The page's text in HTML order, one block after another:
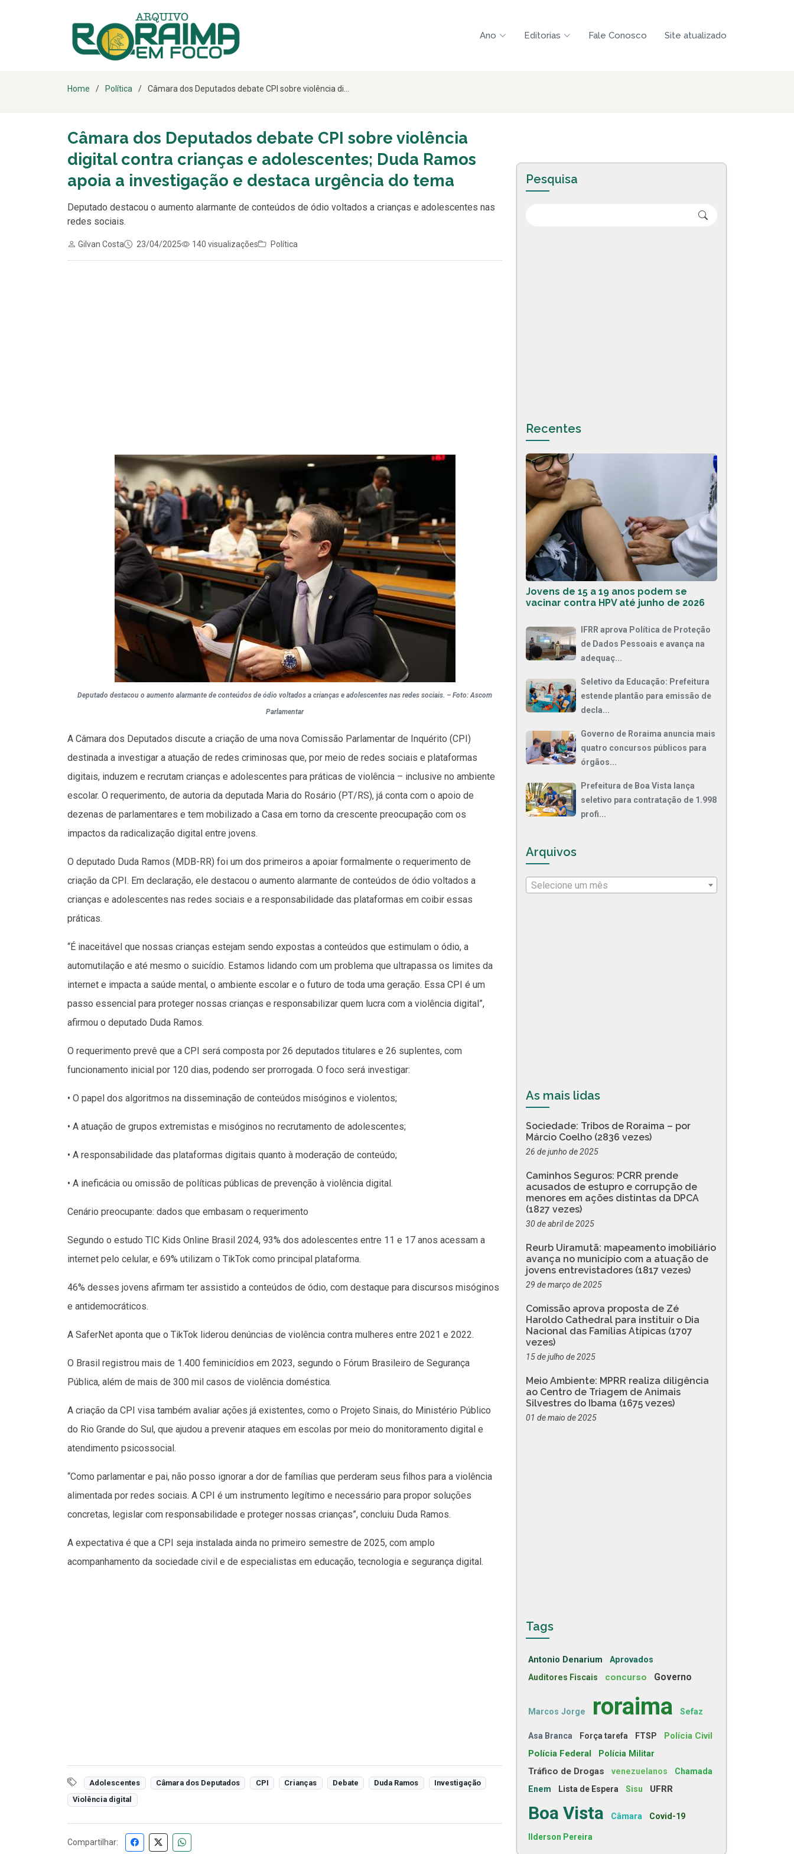
Ano Editorias Fale Conosco Site atualizado
Home Política Câmara dos Deputados debate CPI sobre violência di...
Câmara dos Deputados debate CPI sobre violência
digital contra crianças e adolescentes; Duda Ramos
apoia a investigação e destaca urgência do tema
Deputado destacou o aumento alarmante de conteúdos de ódio voltados a crianças e adolescentes nas
redes sociais.
Gilvan Costa 23/04/2025 140 visualizações Política
Deputado destacou o aumento alarmante de conteúdos de ódio voltados a crianças e adolescentes nas redes sociais. – Foto: Ascom
Parlamentar
A Câmara dos Deputados discute a criação de uma nova Comissão Parlamentar de Inquérito (CPI)
destinada a investigar a atuação de redes criminosas que, por meio de redes sociais e plataformas
digitais, induzem e recrutam crianças e adolescentes para práticas de violência – inclusive no ambiente
escolar. O requerimento, de autoria da deputada Maria do Rosário (PT/RS), já conta com o apoio de
dezenas de parlamentares e tem mobilizado a Casa em torno da crescente preocupação com os
impactos da radicalização digital entre jovens.
O deputado Duda Ramos (MDB-RR) foi um dos primeiros a apoiar formalmente o requerimento de
criação da CPI. Em declaração, ele destacou o aumento alarmante de conteúdos de ódio voltados a
crianças e adolescentes nas redes sociais e a responsabilidade das plataformas em coibir essas
práticas.
“É inaceitável que nossas crianças estejam sendo expostas a conteúdos que estimulam o ódio, a
automutilação e até mesmo o suicídio. Estamos lidando com um problema que ultrapassa os limites da
internet e impacta a saúde mental, o ambiente escolar e o futuro de toda uma geração. Essa CPI é um
passo essencial para proteger nossas crianças e responsabilizar quem lucra com a violência digital”,
afirmou o deputado Duda Ramos.
O requerimento prevê que a CPI será composta por 26 deputados titulares e 26 suplentes, com
funcionamento inicial por 120 dias, podendo ser prorrogada. O foco será investigar:
• O papel dos algoritmos na disseminação de conteúdos misóginos e violentos;
• A atuação de grupos extremistas e misóginos no recrutamento de adolescentes;
• A responsabilidade das plataformas digitais quanto à moderação de conteúdo;
• A ineficácia ou omissão de políticas públicas de prevenção à violência digital.
Cenário preocupante: dados que embasam o requerimento
Segundo o estudo TIC Kids Online Brasil 2024, 93% dos adolescentes entre 11 e 17 anos acessam a
internet pelo celular, e 69% utilizam o TikTok como principal plataforma.
46% desses jovens afirmam ter assistido a conteúdos de ódio, com destaque para discursos misóginos
e antidemocráticos.
A SaferNet aponta que o TikTok liderou denúncias de violência contra mulheres entre 2021 e 2022.
O Brasil registrou mais de 1.400 feminicídios em 2023, segundo o Fórum Brasileiro de Segurança
Pública, além de mais de 300 mil casos de violência doméstica.
A criação da CPI visa também avaliar ações já existentes, como o Projeto Sinais, do Ministério Público
do Rio Grande do Sul, que ajudou a prevenir ataques em escolas por meio do monitoramento digital e
atendimento psicossocial.
“Como parlamentar e pai, não posso ignorar a dor de famílias que perderam seus filhos para a violência
alimentada por redes sociais. A CPI é um instrumento legítimo e necessário para propor soluções
concretas, legislar com responsabilidade e proteger nossas crianças”, concluiu Duda Ramos.
A expectativa é que a CPI seja instalada ainda no primeiro semestre de 2025, com amplo
acompanhamento da sociedade civil e de especialistas em educação, tecnologia e segurança digital.
Adolescentes Câmara dos Deputados CPI Crianças Debate Duda Ramos
Investigação
Violência digital
Compartilhar:
Pesquisa
Recentes
Jovens de 15 a 19 anos podem se
vacinar contra HPV até junho de 2026
IFRR aprova Política de Proteção
de Dados Pessoais e avança na
adequaç...
Seletivo da Educação: Prefeitura
estende plantão para emissão de
decla...
Governo de Roraima anuncia mais
quatro concursos públicos para
órgãos...
Prefeitura de Boa Vista lança
seletivo para contratação de 1.998
profi...
Arquivos
Selecione um mês
As mais lidas
Sociedade: Tribos de Roraima – por
Márcio Coelho (2836 vezes)
26 de junho de 2025
Caminhos Seguros: PCRR prende
acusados de estupro e corrupção de
menores em ações distintas da DPCA
(1827 vezes)
30 de abril de 2025
Reurb Uiramutã: mapeamento imobiliário
avança no município com a atuação de
jovens entrevistadores (1817 vezes)
29 de março de 2025
Comissão aprova proposta de Zé
Haroldo Cathedral para instituir o Dia
Nacional das Famílias Atípicas (1707
vezes)
15 de julho de 2025
Meio Ambiente: MPRR realiza diligência
ao Centro de Triagem de Animais
Silvestres do Ibama (1675 vezes)
01 de maio de 2025
Tags
Antonio Denarium Aprovados
Auditores Fiscais concurso Governo
Marcos Jorge roraima Sefaz
Asa Branca Força tarefa FTSP
Polícia Civil
Polícia Federal
Polícia Militar
Tráfico de Drogas venezuelanos
Chamada
Enem
Lista de Espera Sisu UFRR
Boa Vista Câmara Covid-19
Ilderson Pereira